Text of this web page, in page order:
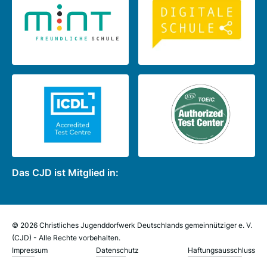
Das CJD ist Mitglied in:
© 2026 Christliches Jugenddorfwerk Deutschlands gemeinnütziger e. V.
(CJD) - Alle Rechte vorbehalten.
Impressum
Datenschutz Haftungsausschluss